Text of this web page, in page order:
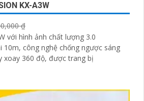
KX-A3W
₫
với hình ảnh chất lượng 3.0
10m, công nghệ chống ngược sáng
xoay 360 độ, được trang bị